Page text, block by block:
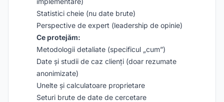
Statistici cheie (nu date brute)
Perspective de expert (leadership de opinie)
Ce protejăm:
Metodologii detaliate (specificul „cum”)
Date și studii de caz clienți (doar rezumate
anonimizate)
Unelte și calculatoare proprietare
Seturi brute de date de cercetare